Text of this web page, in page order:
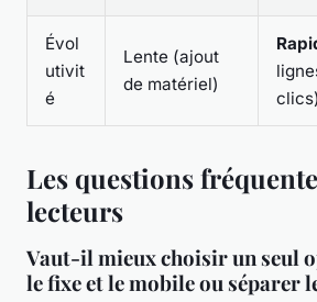
Évol
utivit
é
Lente (ajout
de matériel)
clics)
Les questions
lecteurs
Vaut-il mieux choisir un seul
le fixe et le mobile ou séparer